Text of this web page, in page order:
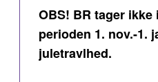
OBS! BR tager
perioden 1. nov.-1.
juletravlhed.